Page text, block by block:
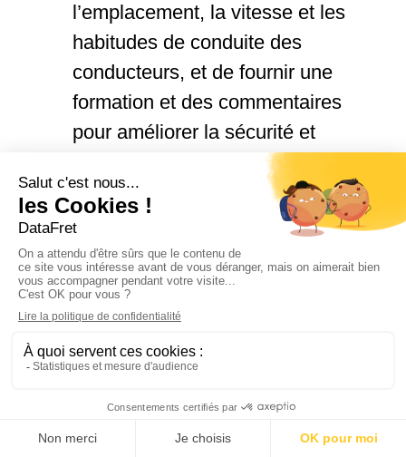
l’emplacement, la vitesse et les
habitudes de conduite des
conducteurs, et de fournir une
formation et des commentaires
pour améliorer la sécurité et
l’efficacité de la flotte dans son
ensemble.
Une sécurité améliorée décuple
l’efficacité, réduit les coûts, assure la
satisfaction des chauffeurs routiers et
des clients de l’industrie du
camionnage. Cela peut également
réduire les primes d’assurance et
créer un environnement de travail